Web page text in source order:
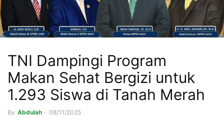
TNI Dampingi Program
Makan Sehat Bergizi untuk
1.293 Siswa di Tanah Merah
By Abdulah - 08/11/2025